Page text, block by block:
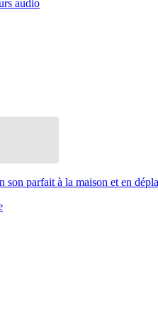
audio
son parfait à la maison et en